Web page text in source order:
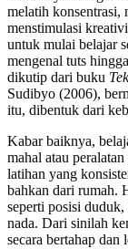
melatih konsentrasi,
menstimulasi
untuk mulai belajar
mengenal tuts
dikutip dari buku
Sudibyo (2006),
itu, dibentuk dari
Kabar baiknya,
mahal atau
latihan yang
bahkan dari rumah.
seperti posisi
nada. Dari sinilah
secara bertahap dan